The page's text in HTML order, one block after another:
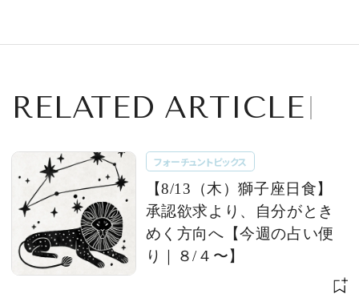
RELATED ARTICLE
フォーチュントピックス
【8/13（木）獅子座日食】
承認欲求より、自分がとき
めく方向へ【今週の占い便
り｜８/４〜】